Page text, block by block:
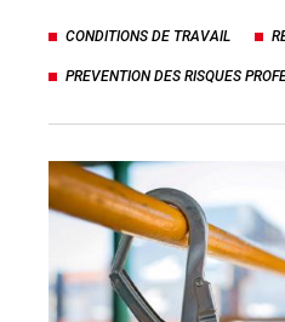
CONDITIONS DE TRAVAIL
PREVENTION DES RISQUES